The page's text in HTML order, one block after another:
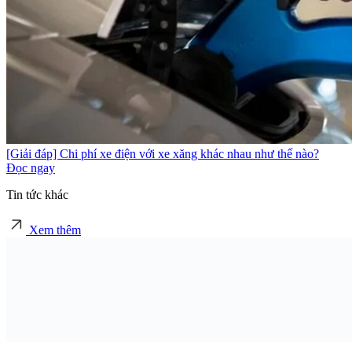
[Giải đáp] Chi phí xe điện với xe xăng khác nhau như thế nào?
Đọc ngay
Tin tức khác
Xem thêm